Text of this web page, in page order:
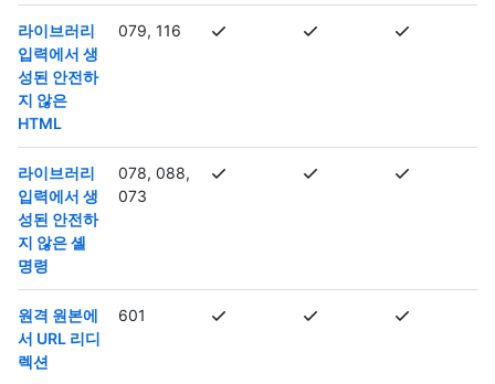
라이브러리
입력에서 생
성된 안전하
지 않은
HTML
079, 116
라이브러리
입력에서 생
성된 안전하
지 않은 셸
명령
078, 088,
073
원격 원본에
서 URL 리디
렉션
601